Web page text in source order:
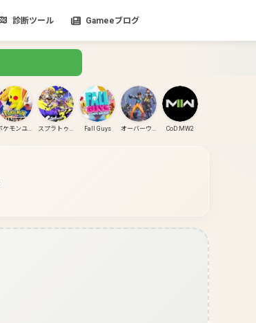
診断ツール Gameeブログ
ポケモンユナイト スプラトゥーン3 Fall Guys オーバーウォッチ CoD:MW2